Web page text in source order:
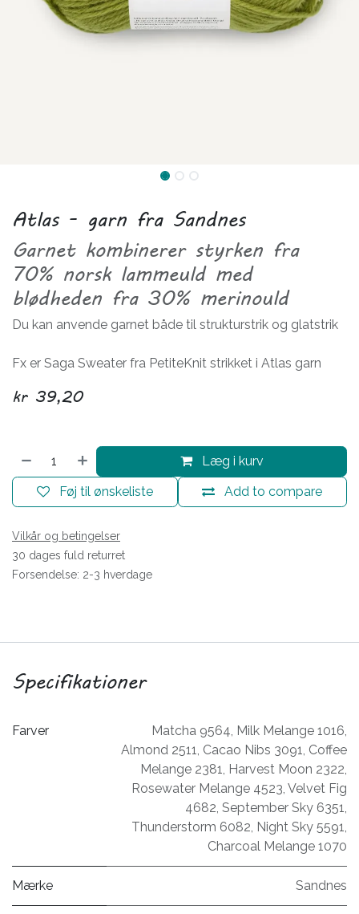
Atlas - garn fra Sandnes
Garnet kombinerer styrken fra
70% norsk lammeuld med
blødheden fra 30% merinould
Du kan anvende garnet både til strukturstrik og glatstrik
Fx er Saga Sweater fra PetiteKnit strikket i Atlas garn
kr 39,20
Læg i kurv
Add to compare
Føj til ønskeliste
Vilkår og betingelser
30 dages fuld returret
Forsendelse: 2-3 hverdage
Specifikationer
Farver Matcha 9564 Milk Melange 1016
Almond 2511 Cacao Nibs 3091 Coffee
Melange 2381 Harvest Moon 2322
Rosewater Melange 4523 Velvet Fig
4682 September Sky 6351
Thunderstorm 6082 Night Sky 5591
Charcoal Melange 1070
Mærke Sandnes